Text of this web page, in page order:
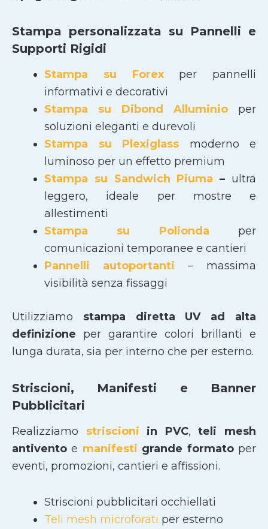
Stampa personalizzata su Pannelli e
Supporti Rigidi
Stampa su Forexper pannelli
informativi e decorativi
Stampa su Dibond Alluminio per
soluzioni eleganti e durevoli
Stampa su Plexiglass moderno e
luminoso per un effetto premium
Stampa su Sandwich Piuma – ultra
leggero, ideale per mostre e
allestimenti
Stampa su Polionda per
comunicazioni temporanee e cantieri
Pannelli autoportanti – massima
visibilità senza fissaggi
Utilizziamo stampa diretta UV ad alta
definizione per garantire colori brillanti e
lunga durata, sia per interno che per esterno.
Striscioni, Manifesti e Banner
Pubblicitari
Realizziamo striscioni in PVC,teli mesh
antivento e manifesti grande formatoper
eventi, promozioni, cantieri e affissioni.
Striscioni pubblicitari occhiellati
Teli mesh microforati per esterno